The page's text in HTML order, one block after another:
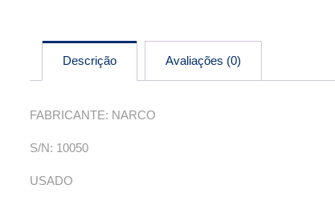
Descrição Avaliações (0)
FABRICANTE: NARCO
S/N: 10050
USADO